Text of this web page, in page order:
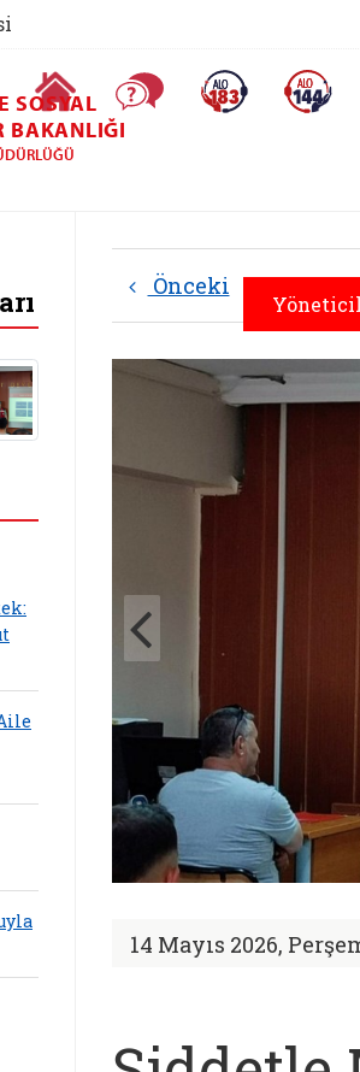
Ana Sayfa Sıkça Sorulan Sorular
Alo 183 (yeni
SOSYAL
BAKANLIĞI
Önceki
14 Mayıs 2026,